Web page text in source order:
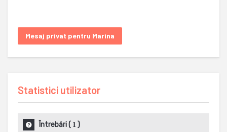
Mesaj privat pentru Marina
Statistici utilizator
Întrebări( 1 )